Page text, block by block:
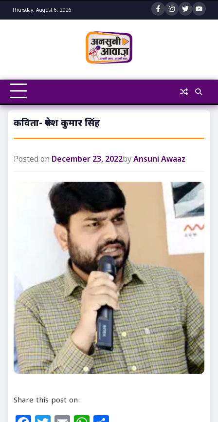
Skip
to
Thursday, August 6, 2026
कविता- रूपेश कुमार सिंह
Posted on December 23, 2022byAnsuni Awaaz
Share this post on: